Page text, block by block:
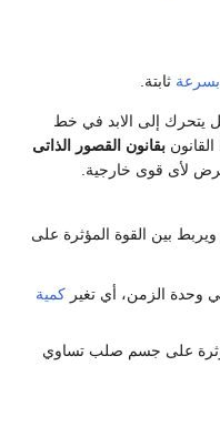
بسرعة ثابتة.
يتحرك إلى الابد في خط
بقانون القصور الذاتى
لأى قوى خارجية.
بين القوة المؤثرة على
وحدة الزمن، أي تغير كمية
على جسم صلب تساوي